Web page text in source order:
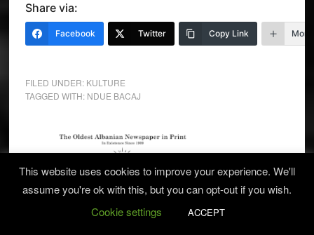
Share via:
Facebook Twitter Copy Link More
FILED UNDER: KULTURE
TAGGED WITH: NDUE BACAJ
This website uses cookies to improve your experience. We'll
assume you're ok with this, but you can opt-out if you wish.
Cookie settings
ACCEPT